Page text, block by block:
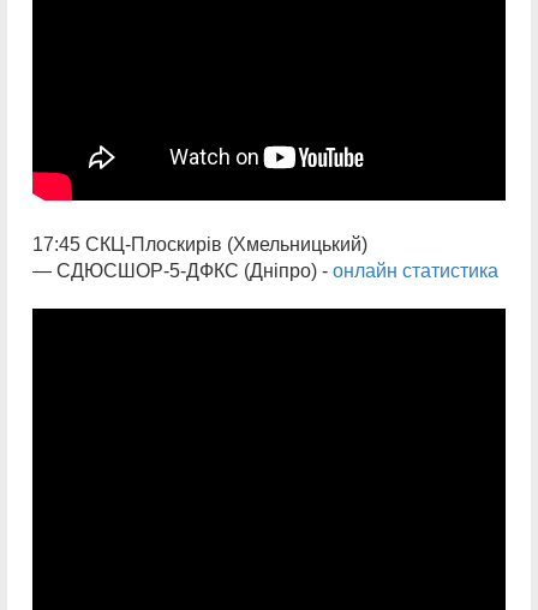
17:45 СКЦ-Плоскирів (Хмельницький)
— СДЮСШОР-5-ДФКС (Дніпро) - онлайн статистика